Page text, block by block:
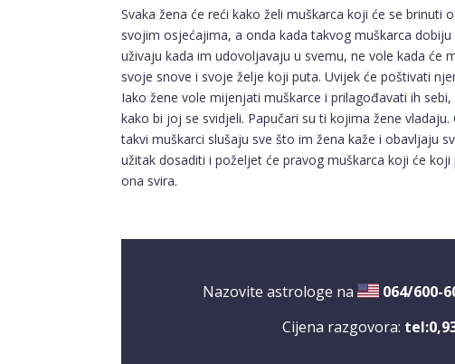
Svaka žena će reći kako želi muškarca koji će se
svojim osjećajima, a onda kada takvog muškarca
uživaju kada im udovoljavaju u svemu, ne vole kada će
svoje snove i svoje želje koji puta. Uvijek će poštivati
Iako žene vole mijenjati muškarce i prilagođavati ih
kako bi joj se svidjeli. Papučari su ti kojima žene
takvi muškarci slušaju sve što im žena kaže i obavljaju
užitak dosaditi i poželjet će pravog muškarca koji će
ona svira.
Nazovite astrologe na 064/600-
Cijena razgovora: